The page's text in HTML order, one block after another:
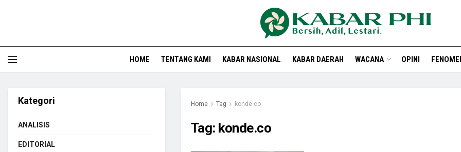
HOME TENTANG KAMI KABAR NASIONAL KABAR DAERAH WACANA OPINI
Home Tag konde.co
Tag: konde.co
Kategori
ANALISIS
EDITORIAL